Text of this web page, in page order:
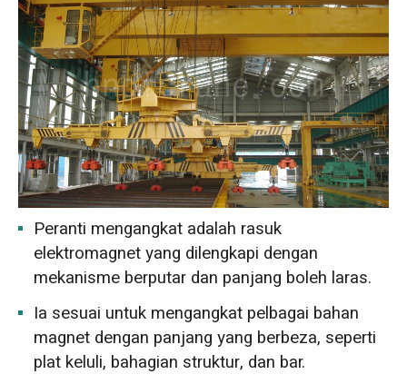
Peranti mengangkat adalah rasuk
elektromagnet yang dilengkapi dengan
mekanisme berputar dan panjang boleh laras.
Ia sesuai untuk mengangkat pelbagai bahan
magnet dengan panjang yang berbeza, seperti
plat keluli, bahagian struktur, dan bar.